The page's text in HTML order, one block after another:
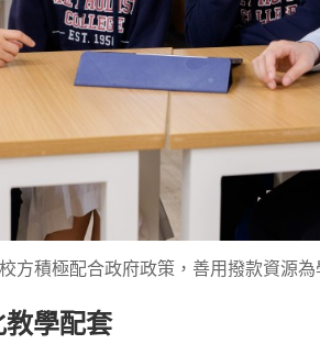
方積極配合政府政策，善用撥款資源
學配套